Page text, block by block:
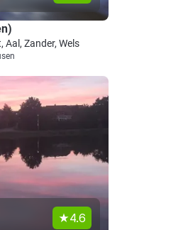
Aal, Zander, Wels
4.6